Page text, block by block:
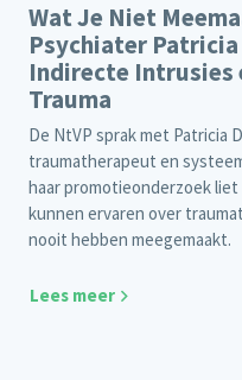
Wat Je Niet
Psychiater
Indirecte Intrusies
Trauma
De NtVP sprak met Patricia
traumatherapeut en
haar promotieonderzoek
kunnen ervaren over
nooit hebben meegemaakt.
Lees meer